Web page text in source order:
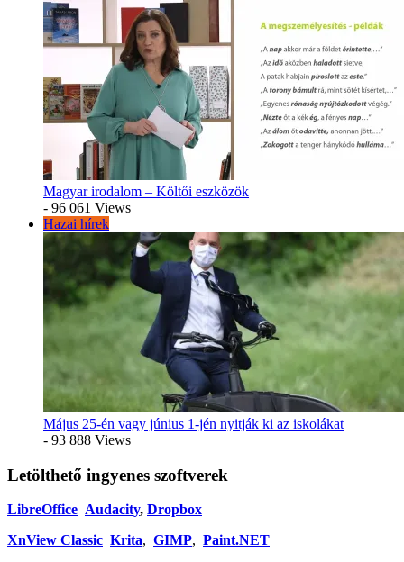
Magyar irodalom – Költői eszközök
- 96 061 Views
Hazai hírek
Május 25-én vagy június 1-jén nyitják ki az iskolákat
- 93 888 Views
Letölthető ingyenes szoftverek
LibreOffice Audacity, Dropbox
XnView Classic Krita, GIMP, Paint.NET